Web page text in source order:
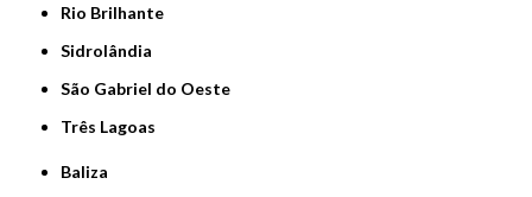
Rio Brilhante
Sidrolândia
São Gabriel do Oeste
Três Lagoas
Baliza